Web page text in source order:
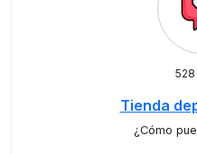
Tienda
¿Cómo